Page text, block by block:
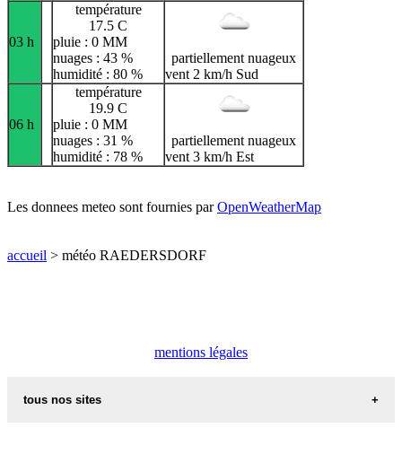
03 h
température
17.5 C
pluie : 0 MM
nuages : 43 %
humidité : 80 %
partiellement nuageux
vent 2 km/h Sud
06 h
température
19.9 C
pluie : 0 MM
nuages : 31 %
humidité : 78 %
partiellement nuageux
vent 3 km/h Est
Les donnees meteo sont fournies parOpenWeatherMap
accueil > météo RAEDERSDORF
mentions légales
tous nos sites